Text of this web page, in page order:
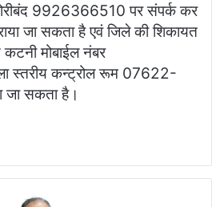
9926366510 पर संपर्क कर
जा सकता है एवं जिले की शिकायत
मोबाईल नंबर
स्तरीय कन्ट्रोल रूम 07622-
जा सकता है।